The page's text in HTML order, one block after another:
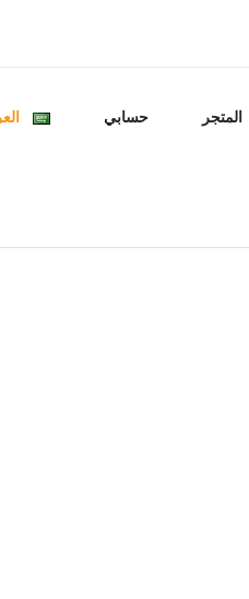
المتجر حسابي